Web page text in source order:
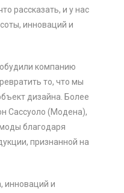
рассказать, и у нас
инноваций и
компанию
то, что мы
дизайна. Более
Сассуоло (Модена),
благодаря
признанной на
инноваций и